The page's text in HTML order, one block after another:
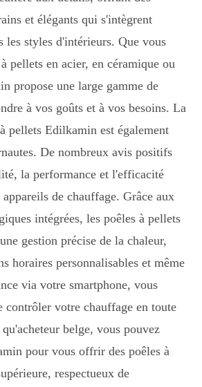
et élégants qui s'intègrent
les styles d'intérieurs. Que vous
pellets en acier, en céramique ou
propose une large gamme de
à vos goûts et à vos besoins. La
pellets Edilkamin est également
De nombreux avis positifs
la performance et l'efficacité
appareils de chauffage. Grâce aux
intégrées, les poêles à pellets
gestion précise de la chaleur,
horaires personnalisables et même
via votre smartphone, vous
contrôler votre chauffage en toute
belge, vous pouvez
pour vous offrir des poêles à
respectueux de